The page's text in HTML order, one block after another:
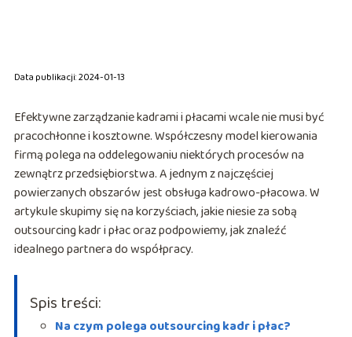
Data publikacji: 2024-01-13
Efektywne zarządzanie kadrami i płacami wcale nie musi być
pracochłonne i kosztowne. Współczesny model kierowania
firmą polega na oddelegowaniu niektórych procesów na
zewnątrz przedsiębiorstwa. A jednym z najczęściej
powierzanych obszarów jest obsługa kadrowo-płacowa. W
artykule skupimy się na korzyściach, jakie niesie za sobą
outsourcing kadr i płac oraz podpowiemy, jak znaleźć
idealnego partnera do współpracy.
Spis treści:
Na czym polega outsourcing kadr i płac?